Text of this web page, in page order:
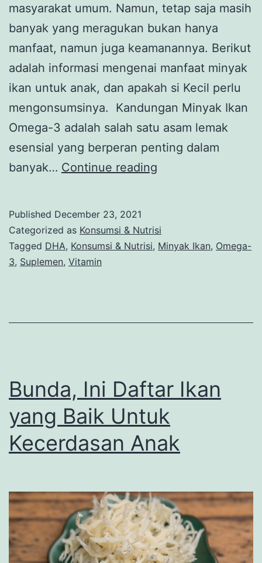
masyarakat umum. Namun, tetap saja masih
banyak yang meragukan bukan hanya
manfaat, namun juga keamanannya. Berikut
adalah informasi mengenai manfaat minyak
ikan untuk anak, dan apakah si Kecil perlu
mengonsumsinya. Kandungan Minyak Ikan
Omega-3 adalah salah satu asam lemak
esensial yang berperan penting dalam
banyak… Continue reading
Ikan
Untuk
Published December 23, 2021
Categorized as Konsumsi & Nutrisi
Tagged DHA, Konsumsi & Nutrisi, Minyak Ikan, Omega-
3, Suplemen, Vitamin
Bunda, Ini Daftar Ikan
yang Baik Untuk
Kecerdasan Anak